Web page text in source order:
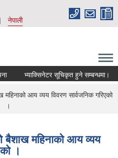
नेपाली
भ्याक्सिनेटर सूचिकृत हुने सम्बन्धमा।
आय व्यय विवरण सार्वजनिक गरिएको
।
बैशाख महिनाको आय व्यय
।